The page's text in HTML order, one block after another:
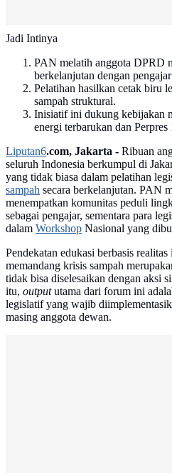
Jadi Intinya
PAN melatih anggota DPRD
berkelanjutan dengan
Pelatihan hasilkan cetak biru
sampah struktural.
Inisiatif ini dukung kebijakan
energi terbarukan dan Perpres
Liputan6.com, Jakarta - Ribuan
seluruh Indonesia berkumpul di
yang tidak biasa dalam pelatihan
sampah secara berkelanjutan. PAN
menempatkan komunitas peduli
sebagai pengajar, sementara para
dalam Workshop Nasional yang
Pendekatan edukasi berbasis
memandang krisis sampah
tidak bisa diselesaikan dengan aksi
itu, outpututama dari forum ini
legislatif yang wajib
masing anggota dewan.